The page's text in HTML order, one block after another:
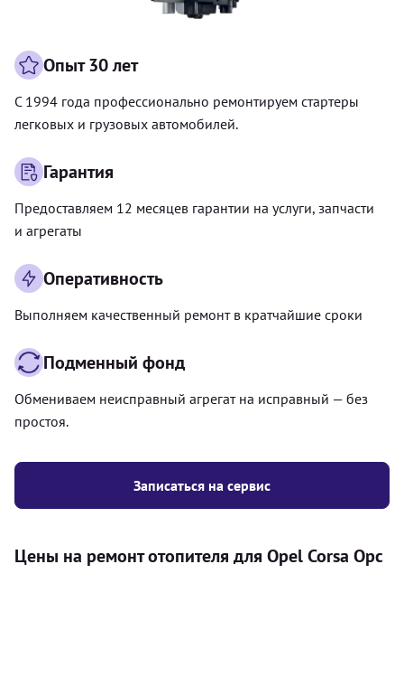
Записаться на сервис
Опыт 30 лет
С 1994 года профессионально ремонтируем стартеры
легковых и грузовых автомобилей.
Гарантия
Предоставляем 12 месяцев гарантии на услуги, запчасти
и агрегаты
Оперативность
Выполняем качественный ремонт в кратчайшие сроки
Подменный фонд
Обмениваем неисправный агрегат на исправный — без
простоя.
Цены на ремонт отопителя для Opel Corsa Opc